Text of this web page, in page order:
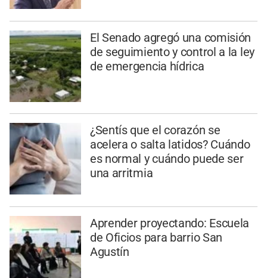
El Senado agregó una comisión
de seguimiento y control a la ley
de emergencia hídrica
¿Sentís que el corazón se
acelera o salta latidos? Cuándo
es normal y cuándo puede ser
una arritmia
Aprender proyectando: Escuela
de Oficios para barrio San
Agustín